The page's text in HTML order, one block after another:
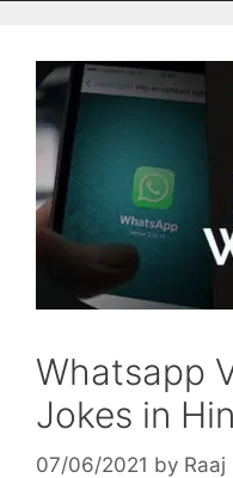
Whatsapp
Jokes in
07/06/2021 by Raaj